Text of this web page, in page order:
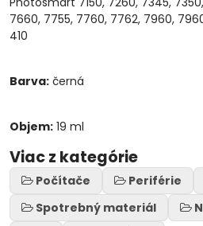
7660, 7755, 7760, 7762, 7960,
410
Barva: černá
Objem: 19 ml
Viac z kategórie
Počítače Periférie
Spotrebný materiál